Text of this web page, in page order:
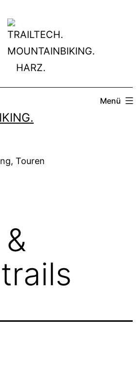
Touren
Menü